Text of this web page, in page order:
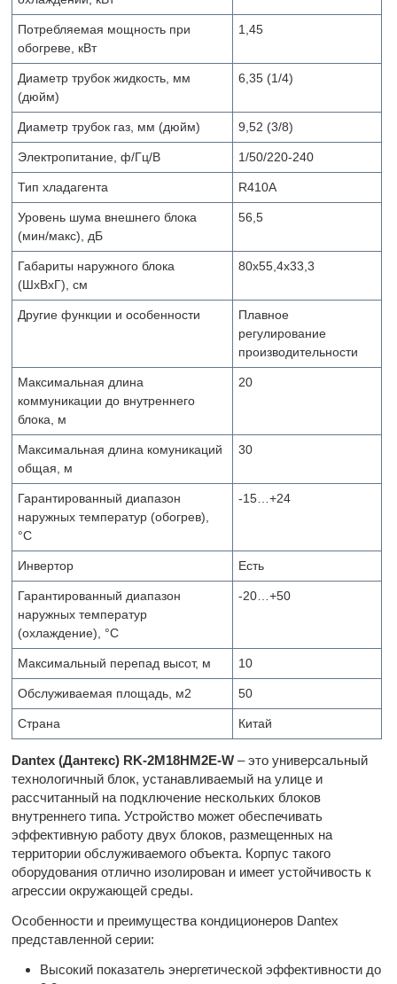
Потребляемая мощность при
обогреве, кВт
1,45
Диаметр трубок жидкость, мм
(дюйм)
6,35 (1/4)
Диаметр трубок газ, мм (дюйм) 9,52 (3/8)
Электропитание, ф/Гц/В 1/50/220-240
Тип хладагента R410A
Уровень шума внешнего блока
(мин/макс), дБ
56,5
Габариты наружного блока
(ШxВxГ), см
80х55,4х33,3
Другие функции и особенности
Плавное
регулирование
производительности
Максимальная длина
коммуникации до внутреннего
блока, м
20
Максимальная длина комуникаций
общая, м
30
Гарантированный диапазон
наружных температур (обогрев),
°С
-15…+24
Инвертор Есть
Гарантированный диапазон
наружных температур
(охлаждение), °С
-20…+50
Максимальный перепад высот, м 10
Обслуживаемая площадь, м2 50
Страна Китай
Dantex (Дантекс) RK-2M18HM2E-W– это универсальный
технологичный блок, устанавливаемый на улице и
рассчитанный на подключение нескольких блоков
внутреннего типа. Устройство может обеспечивать
эффективную работу двух блоков, размещенных на
территории обслуживаемого объекта. Корпус такого
оборудования отлично изолирован и имеет устойчивость к
агрессии окружающей среды.
Особенности и преимущества кондиционеров Dantex
представленной серии:
Высокий показатель энергетической эффективности до